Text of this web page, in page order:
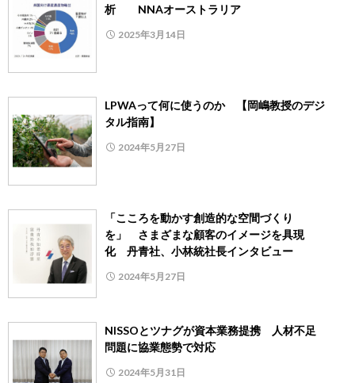
析 NNAオーストラリア
2025年3月14日
LPWAって何に使うのか 【岡嶋教授のデジ
タル指南】
2024年5月27日
「こころを動かす創造的な空間づくり
を」 さまざまな顧客のイメージを具現
化 丹青社、小林統社長インタビュー
2024年5月27日
NISSOとツナグが資本業務提携 人材不足
問題に協業態勢で対応
2024年5月31日